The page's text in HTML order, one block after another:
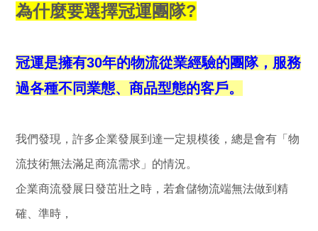
為什麼要選擇冠運團隊?
冠運是擁有30年的物流從業經驗的團隊，服務
過各種不同業態、商品型態的客戶。
我們發現，許多企業發展到達一定規模後，總是會有「物
流技術無法滿足商流需求」的情況。
企業商流發展日發茁壯之時，若倉儲物流端無法做到精
確、準時，